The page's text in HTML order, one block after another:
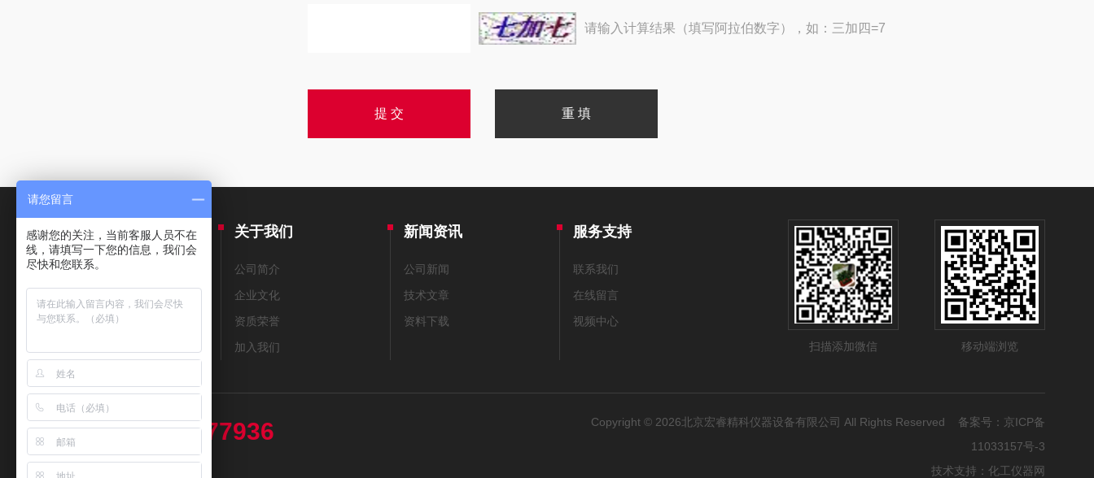
请输入计算结果（填写阿拉伯数字），如：三加四=7
产品中心
THERMAX测温纸
测温笔
关于我们
公司简介
企业文化
资质荣誉
加入我们
新闻资讯
公司新闻
技术文章
资料下载
服务支持
联系我们
在线留言
视频中心
扫描添加微信
移动端浏览
热线电话：13439477936 Copyright © 2026北京宏睿精科仪器设备有限公司 All Rights Reserved 备案号： 京ICP备
11033157号-3
技术支持： 化工仪器网
请您留言
感谢您的关注，当前客服人员不在
线，请填写一下您的信息，我们会
尽快和您联系。